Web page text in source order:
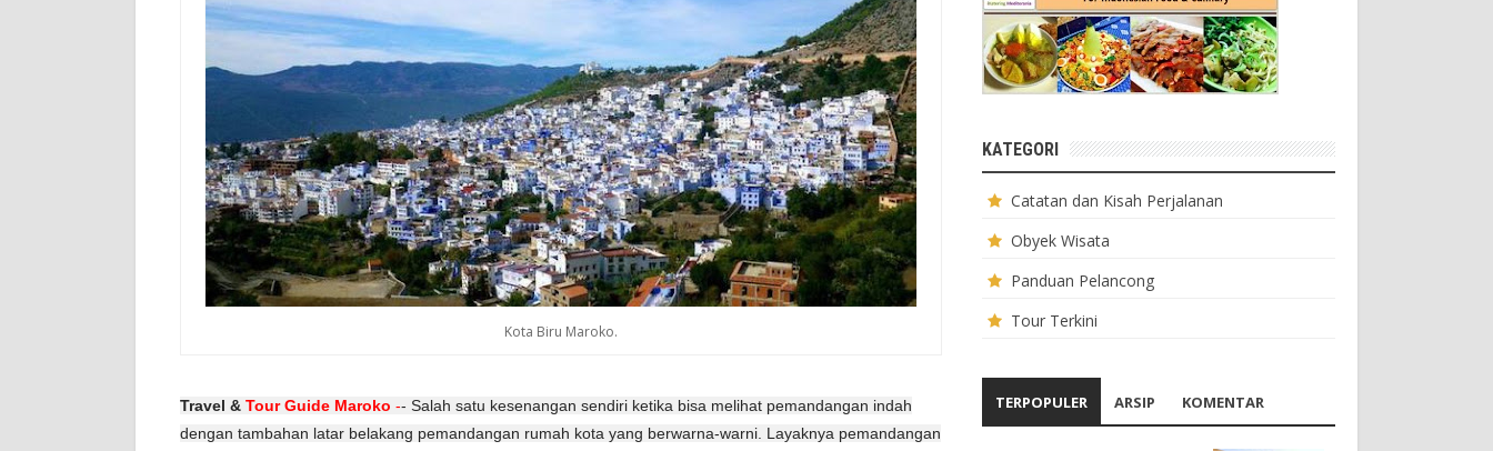
Kota Biru Maroko.
Travel & Tour Guide Maroko -- Salah satu kesenangan sendiri ketika bisa melihat pemandangan indah
dengan tambahan latar belakang pemandangan rumah kota yang berwarna-warni. Layaknya pemandangan
KATEGORI
Catatan dan Kisah Perjalanan
Obyek Wisata
Panduan Pelancong
Tour Terkini
TERPOPULER ARSIP KOMENTAR